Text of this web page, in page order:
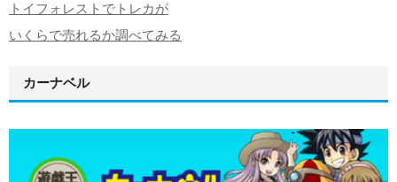
トイフォレストでトレカが
いくらで売れるか調べてみる
カーナベル